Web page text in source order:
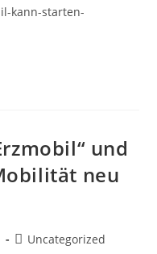
kann-starten-
und
neu
Uncategorized